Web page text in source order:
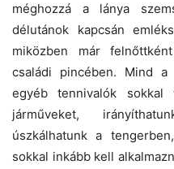
méghozzá a lánya
délutánok kapcsán
miközben már
családi pincében. Mind
egyéb tennivalók sokkal
járműveket,
úszkálhatunk a
sokkal inkább kell